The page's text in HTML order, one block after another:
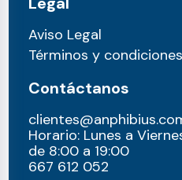
Aviso Legal
Términos y condiciones
Contáctanos
Horario: Lunes a
de 8:00 a 19:00
667 612 052​